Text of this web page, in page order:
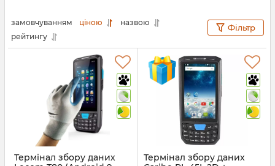
замовчуванням ціною
назвою
рейтингу
Фільтр
Термінал збору даних
Термінал збору даних